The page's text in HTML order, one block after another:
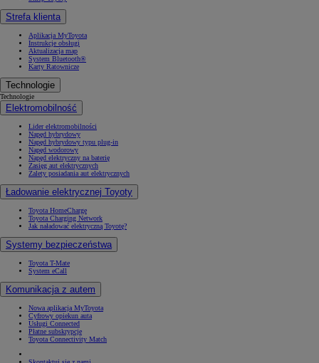
Strefa klienta
Aplikacja MyToyota
Instrukcje obsługi
Aktualizacja map
System Bluetooth®
Karty Ratownicze
Technologie
Technologie
Elektromobilność
Lider elektromobilności
Napęd hybrydowy
Napęd hybrydowy typu plug-in
Napęd wodorowy
Napęd elektryczny na baterię
Zasięg aut elektrycznych
Zalety posiadania aut elektrycznych
Ładowanie elektrycznej Toyoty
Toyota HomeCharge
Toyota Charging Network
Jak naładować elektryczną Toyotę?
Systemy bezpieczeństwa
Toyota T-Mate
System eCall
Komunikacja z autem
Nowa aplikacja MyToyota
Cyfrowy opiekun auta
Usługi Connected
Płatne subskrypcje
Toyota Connectivity Match